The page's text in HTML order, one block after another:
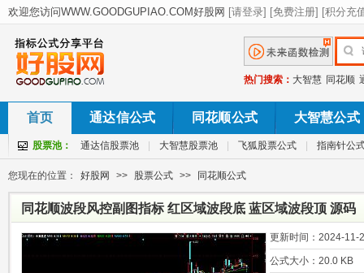
热门搜索： 大智慧 同花顺
首页 通达信公式 同花顺公式 大智慧公式
股票池： 通达信股票池 大智慧股票池 飞狐股票公式 指南针公
您现在的位置： 好股网 >> 股票公式 >> 同花顺公式
同花顺波段风控副图指标 红区域波段底 蓝区域波段顶 源码
更新时间： 2024-11-
公式大小： 20.0 KB